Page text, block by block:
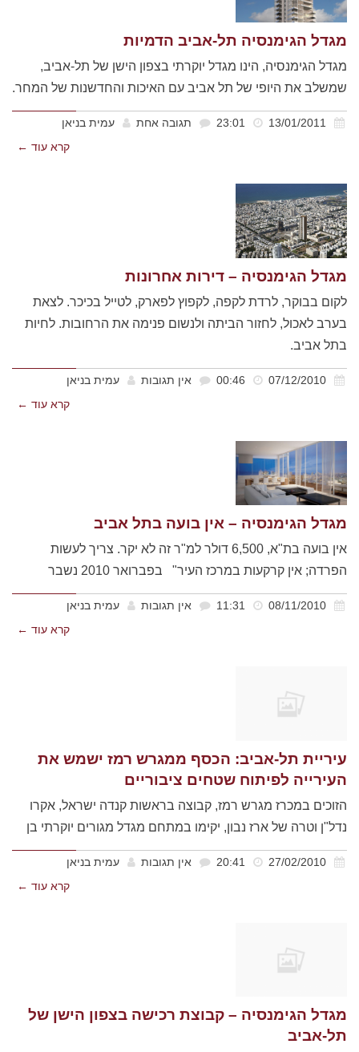
מגדל הגימנסיה תל-אביב הדמיות
מגדל הגימנסיה, הינו מגדל יוקרתי בצפון הישן של תל-אביב,
שמשלב את היופי של תל אביב עם האיכות והחדשנות של המחר.
תגובה אחת
עמית בניאן
קרא עוד ←
מגדל הגימנסיה – דירות אחרונות
לקום בבוקר, לרדת לקפה, לקפוץ לפארק, לטייל בכיכר. לצאת
בערב לאכול, לחזור הביתה ולנשום פנימה את הרחובות. לחיות
בתל אביב.
אין תגובות
עמית בניאן
קרא עוד ←
מגדל הגימנסיה – אין בועה בתל אביב
אין בועה בת"א, 6,500 דולר למ"ר זה לא יקר. צריך לעשות
הפרדה; אין קרקעות במרכז העיר" בפברואר 2010 נשבר
אין תגובות
עמית בניאן
קרא עוד ←
עיריית תל-אביב: הכסף ממגרש רמז ישמש את
העירייה לפיתוח שטחים ציבוריים
הזוכים במכרז מגרש רמז, קבוצה בראשות קנדה ישראל, אקרו
נדל"ן וטרה של ארז נבון, יקימו במתחם מגדל מגורים יוקרתי בן
אין תגובות
עמית בניאן
קרא עוד ←
מגדל הגימנסיה – קבוצת רכישה בצפון הישן של
תל-אביב